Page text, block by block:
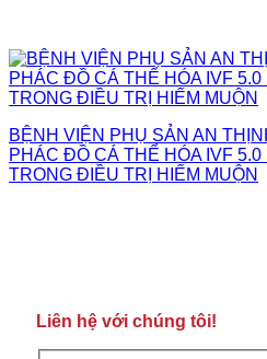
BỆNH VIỆN PHỤ SẢN AN
PHÁC ĐỒ CÁ THỂ HÓA IVF
TRONG ĐIỀU TRỊ HIẾM MUỘN
Liên hệ với chúng tôi!